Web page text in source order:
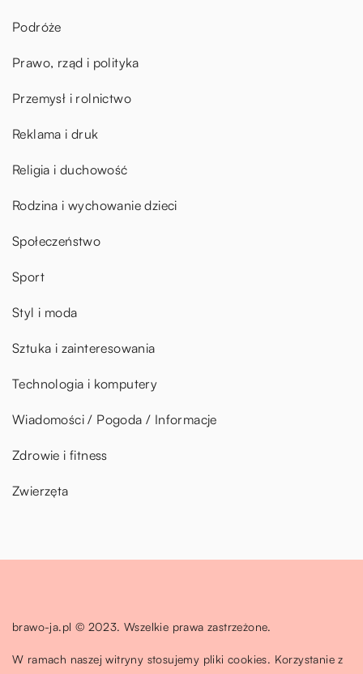
Podróże
Prawo, rząd i polityka
Przemysł i rolnictwo
Reklama i druk
Religia i duchowość
Rodzina i wychowanie dzieci
Społeczeństwo
Sport
Styl i moda
Sztuka i zainteresowania
Technologia i komputery
Wiadomości / Pogoda / Informacje
Zdrowie i fitness
Zwierzęta
brawo-ja.pl © 2023. Wszelkie prawa zastrzeżone.
W ramach naszej witryny stosujemy pliki cookies. Korzystanie z